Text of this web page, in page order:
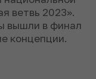
ветвь 2023».
вышли в финал
концепции.